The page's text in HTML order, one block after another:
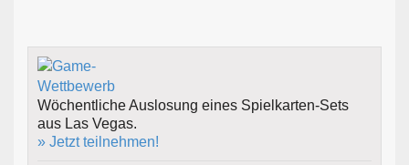
Wöchentliche Auslosung eines Spielkarten-Sets
aus Las Vegas.
» Jetzt teilnehmen!